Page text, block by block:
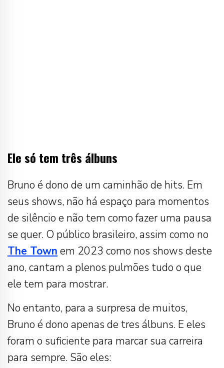
Ele só tem três álbuns
Bruno é dono de um caminhão de hits. Em
seus shows, não há espaço para momentos
de silêncio e não tem como fazer uma pausa
se quer. O público brasileiro, assim como no
The Town em 2023 como nos shows deste
ano, cantam a plenos pulmões tudo o que
ele tem para mostrar.
No entanto, para a surpresa de muitos,
Bruno é dono apenas de tres álbuns. E eles
foram o suficiente para marcar sua carreira
para sempre. São eles: